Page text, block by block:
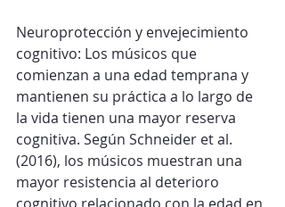
Neuroprotección y envejecimiento
cognitivo: Los músicos que
comienzan a una edad temprana y
mantienen su práctica a lo largo de
la vida tienen una mayor reserva
cognitiva. Según Schneider et al.
(2016), los músicos muestran una
mayor resistencia al deterioro